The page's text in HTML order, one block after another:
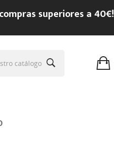
superiores a 40€!